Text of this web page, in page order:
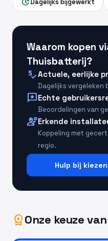
Dagelijks bijgewerkt
Waarom kopen
Thuisbatterij?
price_checkActuele, eerlijke
Dagelijks vergeleken
reviewsEchte
Beoordelingen van
engineeringErkende
Koppeling met
regio.
Hulp bij
workspace_premiumOnze keuze